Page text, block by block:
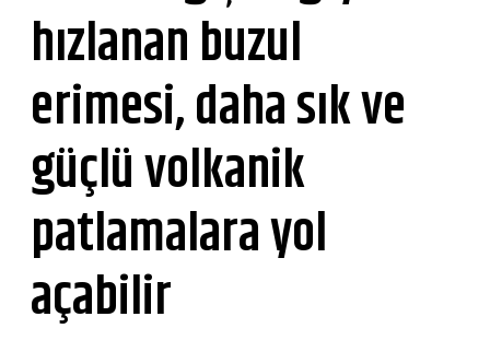
hızlanan buzul
erimesi, daha sık ve
güçlü volkanik
patlamalara yol
açabilir